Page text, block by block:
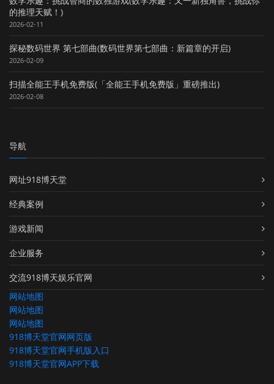
的推理天赋！)
2026-02-11
探秘数码世界 第七部曲(数码世界第七部曲：新篇章的开启)
2026-02-09
扫描全能王手机免费版(「全能王手机免费版」重磅推出)
2026-02-08
导航
网址918博天堂
经典案例
游戏新闻
企业服务
交流918博天娱乐官网
网站地图
网站地图
网站地图
918博天堂官网网页版
918博天堂官网手机版入口
918博天堂官网APP下载